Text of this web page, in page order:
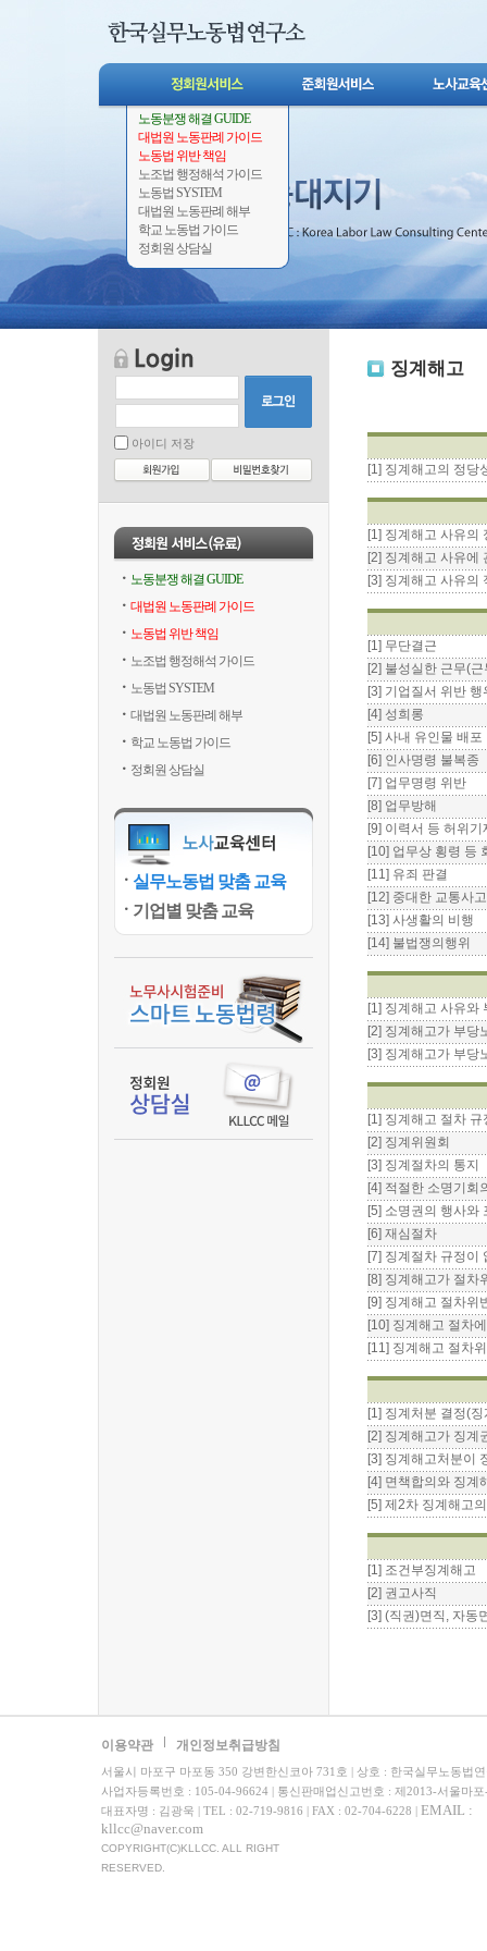
노동분쟁 해결 GUIDE
대법원 노동판례 가이드
노동법 위반 책임
노조법 행정해석 가이드
노동법 SYSTEM
대법원 노동판례 해부
학교 노동법 가이드
정회원 상담실
아이디 저장
노동분쟁 해결 GUIDE
대법원 노동판례 가이드
노동법 위반 책임
노조법 행정해석 가이드
노동법 SYSTEM
대법원 노동판례 해부
학교 노동법 가이드
정회원 상담실
실무노동법 맞춤 교육
기업별 맞춤 교육
징계해고
[1] 징계해고의 정당
[1] 징계해고 사유의
[2] 징계해고 사유에
[3] 징계해고 사유의
[1] 무단결근
[2] 불성실한 근무(
[3] 기업질서 위반 행
[4] 성희롱
[5] 사내 유인물 배포
[6] 인사명령 불복종
[7] 업무명령 위반
[8] 업무방해
[9] 이력서 등 허위
[10] 업무상 횡령 등
[11] 유죄 판결
[12] 중대한 교통사고
[13] 사생활의 비행
[14] 불법쟁의행위
[1] 징계해고 사유와
[2] 징계해고가 부당
[3] 징계해고가 부당
[1] 징계해고 절차 규
[2] 징계위원회
[3] 징계절차의 통지
[4] 적절한 소명기회
[5] 소명권의 행사와
[6] 재심절차
[7] 징계절차 규정이
[8] 징계해고가 절차
[9] 징계해고 절차위
[10] 징계해고 절차
[11] 징계해고 절차
[1] 징계처분 결정(
[2] 징계해고가 징계
[3] 징계해고처분이
[4] 면책합의와 징계
[5] 제2차 징계해고
[1] 조건부징계해고
[2] 권고사직
[3] (직권)면직, 자동
이용약관 개인정보취급방침
서울시 마포구 마포동 350 강변한신코아 731호 | 상호 : 한국실무노동법
사업자등록번호 : 105-04-96624 | 통신판매업신고번호 : 제2013-서울마
대표자명 : 김광욱 | TEL : 02-719-9816 | FAX : 02-704-6228 | EMAIL :
kllcc@naver.com
COPYRIGHT(C)KLLCC. ALL RIGHT
RESERVED.